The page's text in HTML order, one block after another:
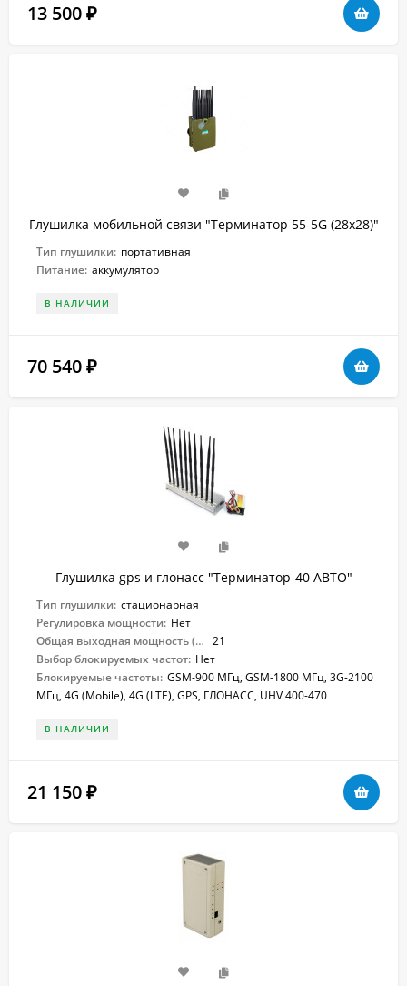
13 500 ₽
Глушилка мобильной связи "Терминатор 55-5G (28х28)"
Тип глушилки: портативная
Питание: аккумулятор
В НАЛИЧИИ
70 540 ₽
Глушилка gps и глонасс "Терминатор-40 АВТО"
Тип глушилки: стационарная
Регулировка мощности: Нет
Общая выходная мощность (Вт): 21
Выбор блокируемых частот: Нет
Блокируемые частоты: GSM-900 МГц, GSM-1800 МГц, 3G-2100
МГц, 4G (Mobile), 4G (LTE), GPS, ГЛОНАСС, UHV 400-470
В НАЛИЧИИ
21 150 ₽